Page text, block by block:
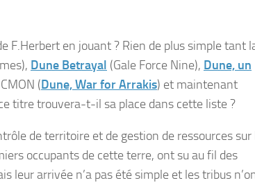
F.Herbert en jouant ? Rien de plus simple tant
Dune Betrayal (Gale Force Nine), Dune, un
(Dune, War for Arrakis) et maintenant
titre trouvera-t-il sa place dans cette liste ?
de territoire et de gestion de ressources sur
occupants de cette terre, ont su au fil des
leur arrivée n’a pas été simple et les tribus